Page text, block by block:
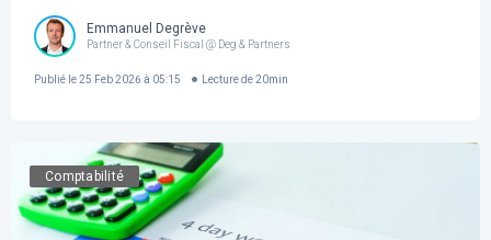
Emmanuel Degrève
Partner & Conseil Fiscal @ Deg & Partners
Publié le25 Feb 2026 à 05:15 Lecture de 20min
Comptabilité